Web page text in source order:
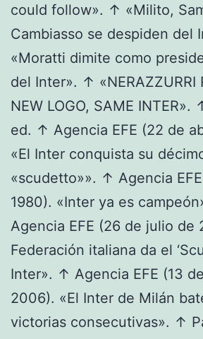
could follow». ↑ «Milito,
Cambiasso se despiden del
«Moratti dimite como
del Inter». ↑ «NERAZZURRI
NEW LOGO, SAME INTER».
ed. ↑ Agencia EFE (22 de
«El Inter conquista su
«scudetto»». ↑ Agencia
1980). «Inter ya es
Agencia EFE (26 de julio de
Federación italiana da el
Inter». ↑ Agencia EFE (13
2006). «El Inter de Milán
victorias consecutivas». ↑